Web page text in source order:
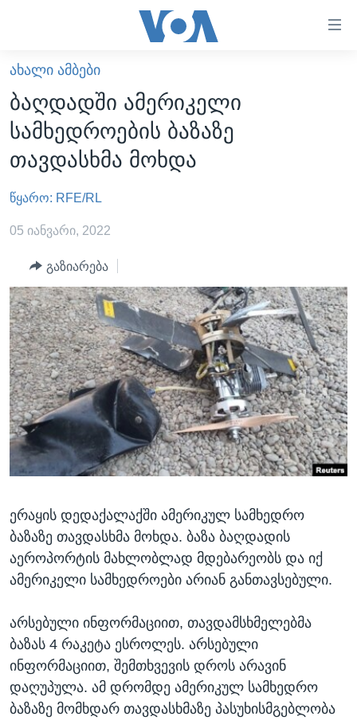
ხელმისაწვდომობისთვის
გადადით
მთავარზე
გადადით
მთავარ
ნავიგაციაზე
გადადით
ძიებაზე
ᲐᲮᲐᲚᲘ ᲐᲛᲑᲔᲑᲘ
ᲡᲐᲥᲐᲠᲗᲕᲔᲚᲝ
ᲐᲨᲨ
ᲐᲨᲨ-ᲘᲡ ᲐᲠᲩᲔᲕᲜᲔᲑᲘ 2024
ᲛᲡᲝᲤᲚᲘᲝ
ᲕᲘᲓᲔᲝᲔᲑᲘ
ᲒᲐᲓᲐᲪᲔᲛᲔᲑᲘ
ᲕᲐᲨᲘᲜᲒᲢᲝᲜᲘ ᲓᲦᲔᲡ
ᲮᲔᲓᲕᲐ ᲕᲐᲨᲘᲜᲒᲢᲝᲜᲘᲓᲐᲜ
ᲡᲢᲣᲓᲘᲐ ᲕᲐᲨᲘᲜᲒᲢᲝᲜᲘ
ᲡᲮᲕᲐ ᲡᲘᲐᲮᲚᲔᲔᲑᲘ
ᲞᲝᲚᲘᲢᲘᲙᲐ
ᲔᲙᲝᲜᲝᲛᲘᲙᲐ
ᲯᲐᲜᲛᲠᲗᲔᲚᲝᲑᲐ
ᲛᲔᲪᲜᲘᲔᲠᲔᲑᲐ
ᲘᲜᲢᲔᲠᲕᲘᲣ
ᲒᲐᲚᲘᲚᲔᲝ
ᲓᲔᲖᲘᲜᲤᲝᲠᲛᲐᲪᲘᲐ
ᲠᲣᲡᲔᲗᲘᲡ ᲨᲔᲭᲠᲐ ᲣᲙᲠᲐᲘᲜᲐᲨᲘ
Learning English
ᲗᲕᲐᲚᲘ ᲒᲕᲐᲓᲔᲕᲜᲔᲗ
ᲐᲮᲐᲚᲘ ᲐᲛᲑᲔᲑᲘ
ბაღდადში ამერიკელი
სამხედროების ბაზაზე
თავდასხმა მოხდა
წყარო: RFE/RL
05 იანვარი, 2022
გაზიარება
ერაყის დედაქალაქში ამერიკულ სამხედრო
ბაზაზე თავდასხმა მოხდა. ბაზა ბაღდადის
აეროპორტის მახლობლად მდებარეობს და იქ
ამერიკელი სამხედროები არიან განთავსებული.
არსებული ინფორმაციით, თავდამსხმელებმა
ბაზას 4 რაკეტა ესროლეს. არსებული
ინფორმაციით, შემთხვევის დროს არავინ
დაღუპულა. ამ დრომდე ამერიკულ სამხედრო
ბაზაზე მომხდარ თავდასხმაზე პასუხისმგებლობა